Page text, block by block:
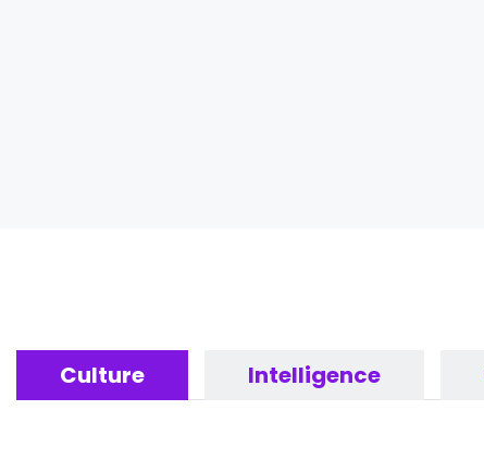
Culture Intelligence